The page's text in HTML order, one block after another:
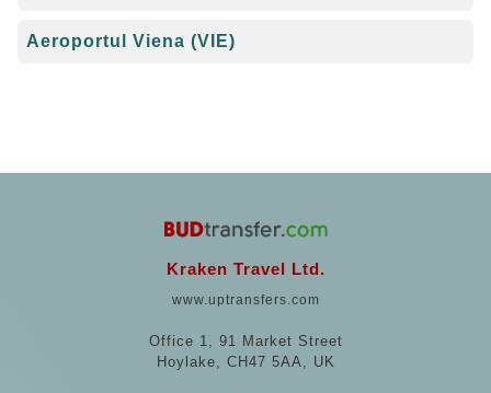
Aeroportul Viena (VIE)
Kraken Travel Ltd.
www.uptransfers.com
Office 1, 91 Market Street
Hoylake, CH47 5AA, UK